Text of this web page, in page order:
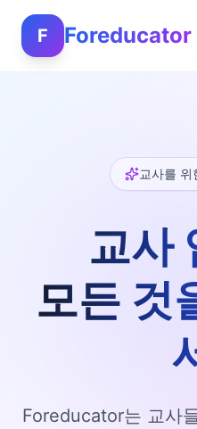
F Foreducator
교사를 위
교사
모든 것
Foreducator는 교사